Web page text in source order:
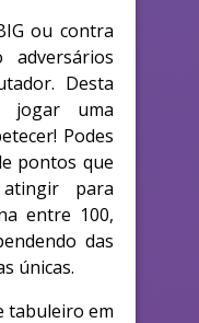
ou contra
Desta
jogar uma
Podes
pontos que
para
entre 100,
das
únicas.
tabuleiro em